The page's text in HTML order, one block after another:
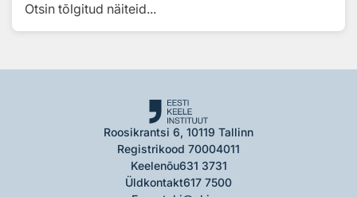
Otsin tõlgitud näiteid...
Roosikrantsi 6, 10119 Tallinn
Registrikood 70004011
Keelenõu631 3731
Üldkontakt617 7500